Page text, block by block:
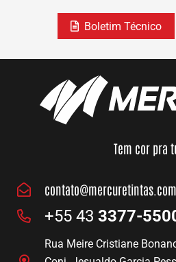
Boletim Técnico
Tem cor pra
+55 43 3377-
Rua Meire Cristiane